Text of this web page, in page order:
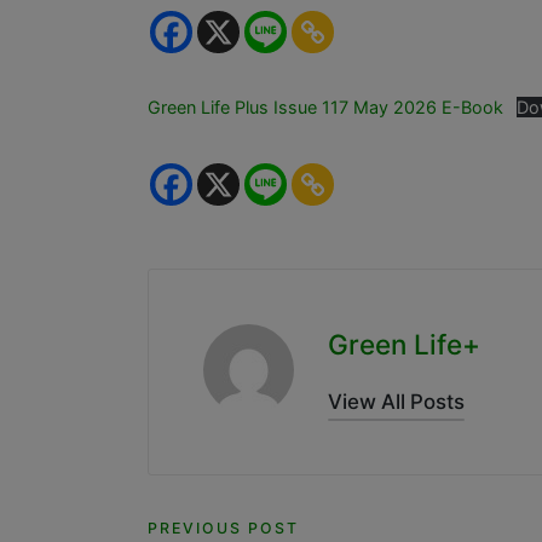
Green Life Plus Issue 117 May 2026 E-Book
Green Life+
View All Posts
PREVIOUS POST